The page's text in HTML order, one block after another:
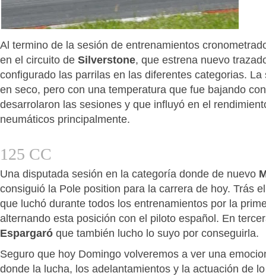
Al termino de la sesión de entrenamientos
en el circuito de Silverstone, que estrena nuevo
configurado las parrilas en las diferentes categorias. La
en seco, pero con una temperatura que fue bajando
desarrolaron las sesiones y que influyó en el
neumáticos principalmente.
125 CC
Una disputada sesión en la categoría donde de nuevo
consiguió la Pole position para la carrera de hoy. Trás
que luchó durante todos los entrenamientos por la
alternando esta posición con el piloto español. En
Espargaró que también lucho lo suyo por conseguirla.
Seguro que hoy Domingo volveremos a ver una
donde la lucha, los adelantamientos y la actuación de